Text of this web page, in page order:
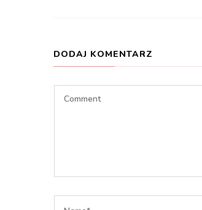
DODAJ KOMENTARZ